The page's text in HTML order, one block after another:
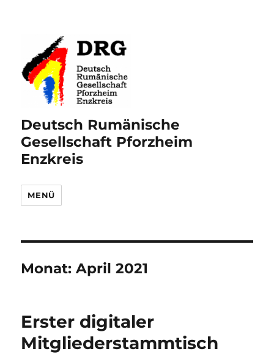
Deutsch Rumänische
Gesellschaft Pforzheim
Enzkreis
MENÜ
Monat:April 2021
Erster digitaler
Mitgliederstammtisch